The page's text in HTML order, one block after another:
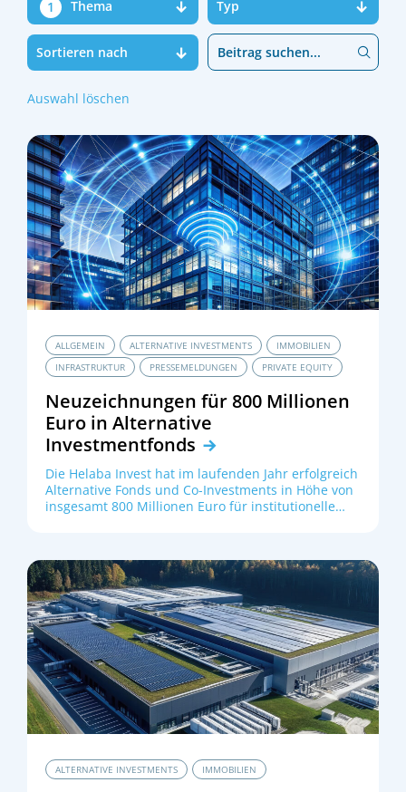
Thema Typ
Sortieren nach
Auswahl löschen
ALLGEMEIN ALTERNATIVE INVESTMENTS
IMMOBILIEN
INFRASTRUKTUR
PRESSEMELDUNGEN PRIVATE EQUITY
Neuzeichnungen für 800 Millionen
Euro in Alternative
Investmentfonds
Die Helaba Invest hat im laufenden Jahr erfolgreich
Alternative Fonds und Co-Investments in Höhe von
insgesamt 800 Millionen Euro für institutionelle
Weitere 400 Millionen Euro entfielen auf die
Segmente Infrastruktur und Private Equity.
ALTERNATIVE INVESTMENTS IMMOBILIEN